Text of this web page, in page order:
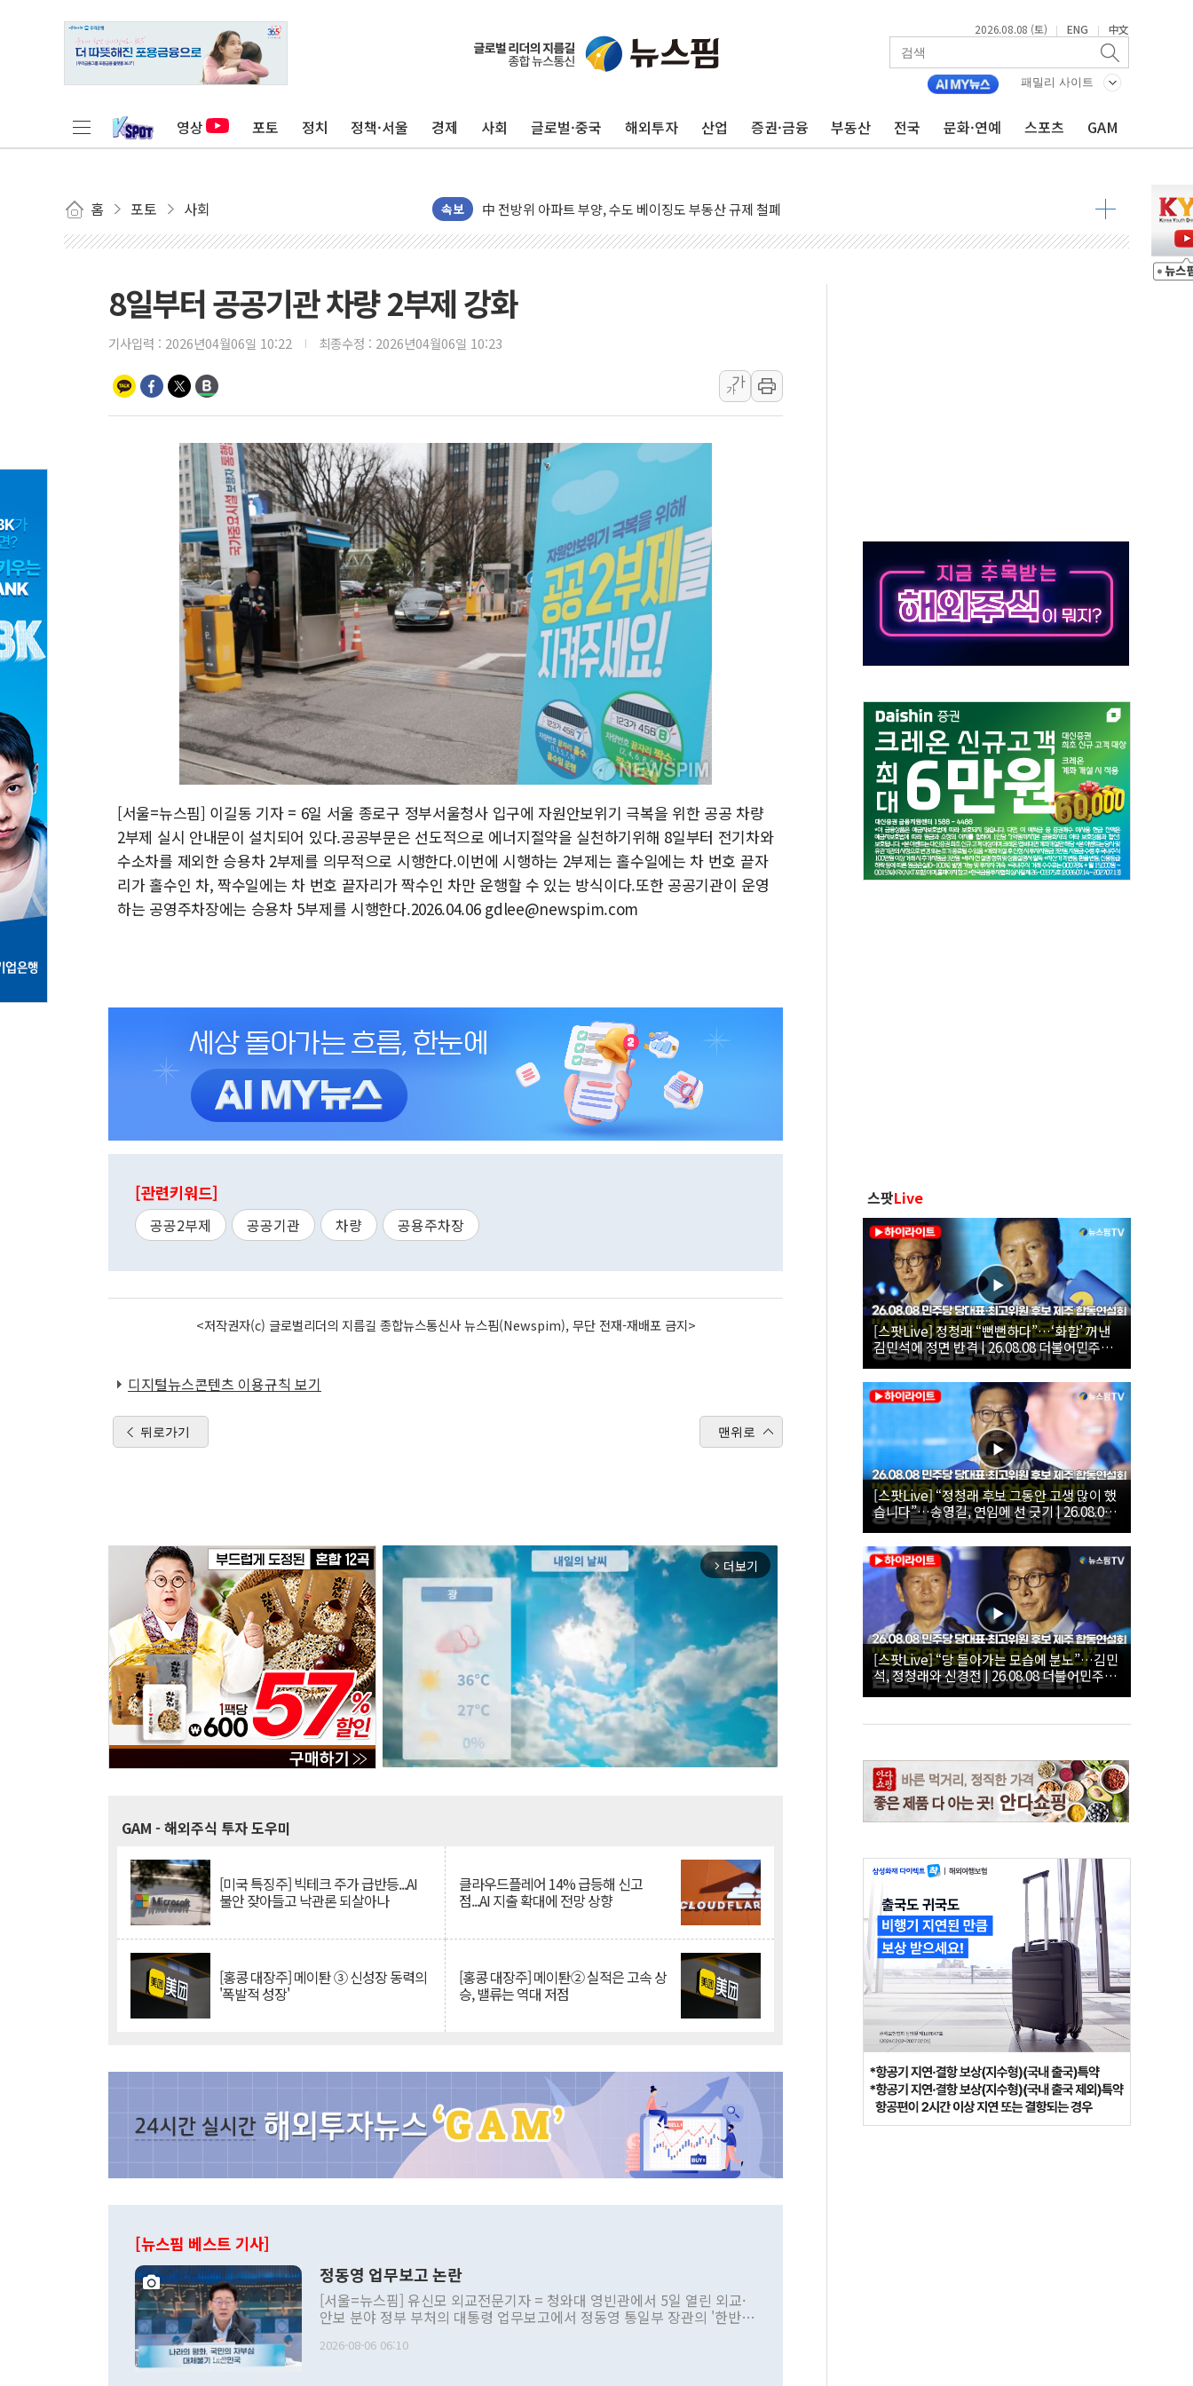
2026.08.08 (토) | ENG | 中文
패밀리 사이트
영상 포토 정치 정책·서울 경제 사회 글로벌·중국 해외투자 산업 증권·금융 부동산 전국 문화·연예 스포츠 GAM
홈 포토 사회 속보
동해중부 전 해상 풍랑주의보…10일까지 최대 3.5m 높은 물결
中 전방위 아파트 부양, 수도 베이징도 부동산 규제 철폐
인제 용대리 계곡서 수위 상승으로 피서객 7명 고립…전원 구조
강원 중·남부 동해안 시간당 50mm 이상 폭우…호우경보 발효
청양 밭에서 일하던 90대 숨져…온열질환 여부 조사
폭염에 車 운전면허 기능시험 오전 집중 편성…체감온도 38도 넘으면 중단
李대통령, 'ISA·주가누르기 방지법' 전면 재검토 지시
'호우 특보' 경북 울진 시간당 20~30mm 강한 비...가뭄 해소될 듯
주말 무더위·열대야 지속…내륙 곳곳 소나기
오세훈 "용산공원 주택 검토, 민주당 스스로 원칙 뒤집는 것"
충북 주말 무더위 지속…청주·진천 35도, 곳곳 소나기
10월 보완수사권 폐지·공소청 출범…피해자들 '범죄 사각지대' 우려
한상협, 업계 개인정보 보안 새판 짠다…'자율규제단체' 타진
민주당, 오늘 제주·인천 경선 발표...김민석 '재역전' vs 정청래 '격차 확대'
뉴욕증시, 고용 쇼크에 금리 인상 우려 후퇴…S&P500 최고치
트럼프, 쿡 연준 이사 해임 재추진…"26일까지 의혹 소명" 요구
유럽증시, 美 고용 예상 밖 부진에 연준 금리 인상 가능성 낮아지며 상승… STOXX 600 지수는 나흘 연속 최고치
미 연준 매파 기세 꺾이나…고용 감소에 9월 동결 전망 우세
8일부터 공공기관 차량 2부제 강화
기사입력 : 2026년04월06일 10:22 최종수정 : 2026년04월06일 10:23
가
가
[서울=뉴스핌] 이길동 기자 = 6일 서울 종로구 정부서울청사 입구에 자원안보위기 극복을 위한 공공 차량
2부제 실시 안내문이 설치되어 있다.공공부문은 선도적으로 에너지절약을 실천하기위해 8일부터 전기차와
수소차를 제외한 승용차 2부제를 의무적으로 시행한다.이번에 시행하는 2부제는 홀수일에는 차 번호 끝자
리가 홀수인 차, 짝수일에는 차 번호 끝자리가 짝수인 차만 운행할 수 있는 방식이다.또한 공공기관이 운영
하는 공영주차장에는 승용차 5부제를 시행한다.2026.04.06 gdlee@newspim.com
[관련키워드]
공공2부제 공공기관 차량 공용주차장
<저작권자(c) 글로벌리더의 지름길 종합뉴스통신사 뉴스핌(Newspim), 무단 전재-재배포 금지>
디지털뉴스콘텐츠 이용규칙 보기
뒤로가기 맨위로
arrow_forward_ios 더보기
GAM - 해외주식 투자 도우미
[미국 특징주] 빅테크 주가 급반등...AI
불안 잦아들고 낙관론 되살아나
클라우드플레어 14% 급등해 신고
점...AI 지출 확대에 전망 상향
[홍콩 대장주] 메이퇀 ③ 신성장 동력의
'폭발적 성장'
[홍콩 대장주] 메이퇀② 실적은 고속 상
승, 밸류는 역대 저점
[뉴스핌 베스트 기사]
정동영 업무보고 논란
[서울=뉴스핌] 유신모 외교전문기자 = 청와대 영빈관에서 5일 열린 외교·
안보 분야 정부 부처의 대통령 업무보고에서 정동영 통일부 장관의 '한반도
발언 중에는 정부 내 조율을 거치지 않은 사안을 정책으로 추진하겠다고 공
2026-08-06 06:10
스팟Live
[스팟Live] 정청래 “뻔뻔하다”…‘화합’ 꺼낸
김민석에 정면 반격 | 26.08.08 더불어민주당
당대표·최고위원 후보 제주 합동연설회
[스팟Live] “정청래 후보 그동안 고생 많이 했
습니다”…송영길, 연임에 선 긋기 | 26.08.08
더불어민주당 당대표·최고위원 후보 제주 합
동연설회
[스팟Live] “당 돌아가는 모습에 분노”…김민
석, 정청래와 신경전 | 26.08.08 더불어민주당
당대표·최고위원 후보 제주 합동연설회